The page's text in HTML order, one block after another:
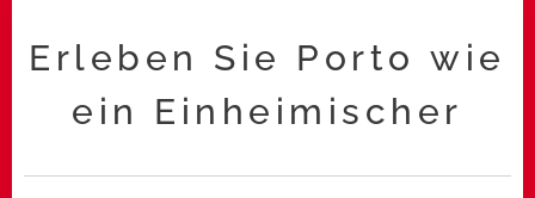
Erleben Sie Porto wie
ein Einheimischer